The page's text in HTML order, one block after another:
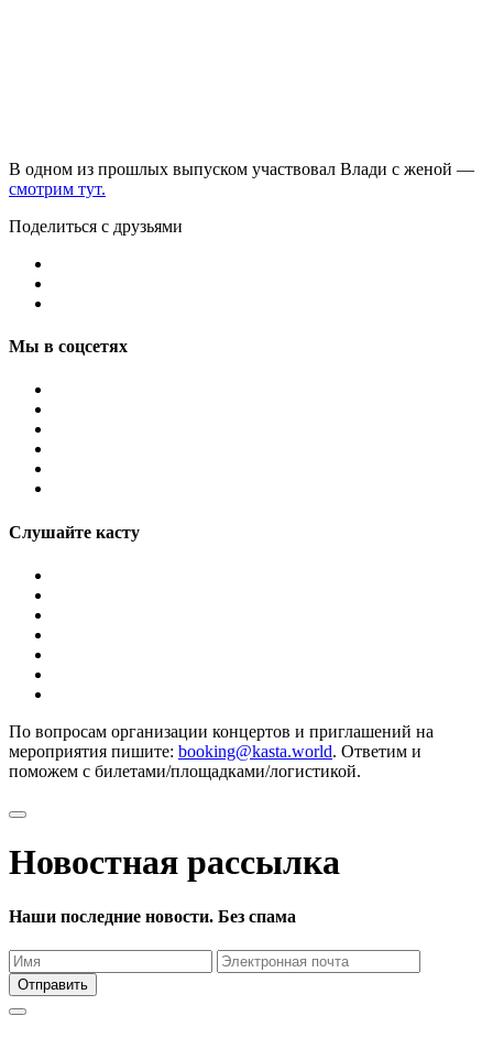
В одном из прошлых выпуском участвовал Влади с женой —
смотрим тут.
Поделиться с друзьями
Мы в соцсетях
Слушайте касту
По вопросам организации концертов и приглашений на
мероприятия пишите: booking@kasta.world. Ответим и
поможем с билетами/площадками/логистикой.
Новостная рассылка
Наши последние новости. Без спама
Отправить